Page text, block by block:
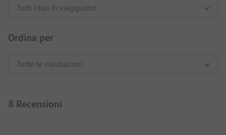
Ordina per
8 Recensioni